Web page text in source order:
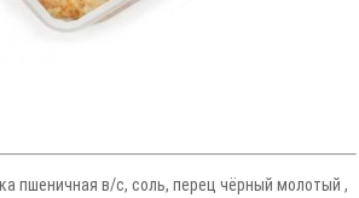
пшеничная в/с, соль, перец чёрный молотый ,